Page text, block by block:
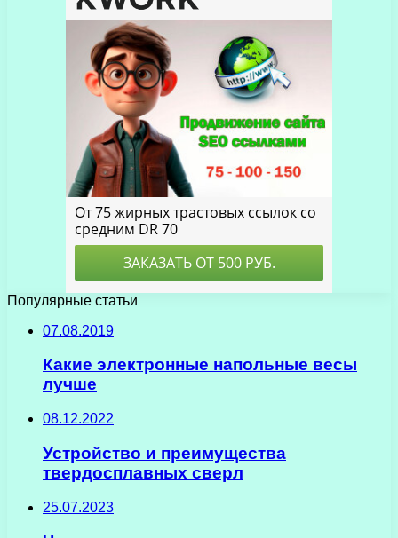
Популярные статьи
07.08.2019
Какие электронные напольные весы
лучше
08.12.2022
Устройство и преимущества
твердосплавных сверл
25.07.2023